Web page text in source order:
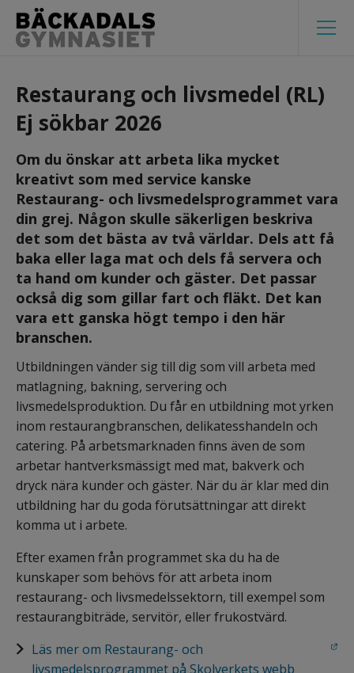
Restaurang och livsmedel (RL)
Ej sökbar 2026
Om du önskar att arbeta lika mycket
kreativt som med service kanske
Restaurang- och livsmedelsprogrammet vara
din grej. Någon skulle säkerligen beskriva
det som det bästa av två världar. Dels att få
baka eller laga mat och dels få servera och
ta hand om kunder och gäster. Det passar
också dig som gillar fart och fläkt. Det kan
vara ett ganska högt tempo i den här
branschen.
Utbildningen vänder sig till dig som vill arbeta med
matlagning, bakning, servering och
livsmedelsproduktion. Du får en utbildning mot yrken
inom restaurangbranschen, delikatesshandeln och
catering. På arbetsmarknaden finns även de som
arbetar hantverksmässigt med mat, bakverk och
dryck nära kunder och gäster. När du är klar med din
utbildning har du goda förutsättningar att direkt
komma ut i arbete.
Efter examen från programmet ska du ha de
kunskaper som behövs för att arbeta inom
restaurang- och livsmedelssektorn, till exempel som
restaurangbiträde, servitör, eller frukostvärd.
Läs mer om Restaurang- och
livsmedelsprogrammet på Skolverkets webb
Länk till annan webbplats.